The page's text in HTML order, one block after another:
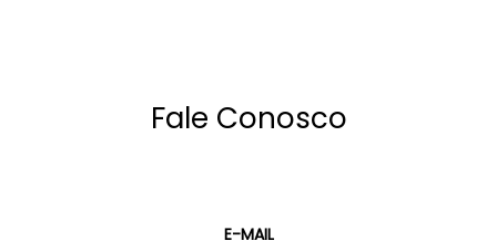
Fale Conosco
E-MAIL